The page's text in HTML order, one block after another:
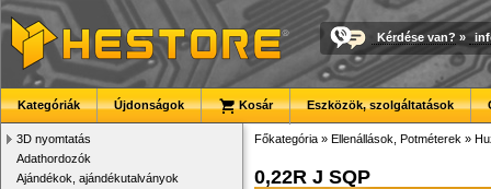
Kérdése van? »
Kategóriák Újdonságok Kosár Eszközök, szolgáltatások
3D nyomtatás
Adathordozók
Ajándékok, ajándékutalványok
Főkategória » Ellenállások, Potméterek »
0,22R J SQP